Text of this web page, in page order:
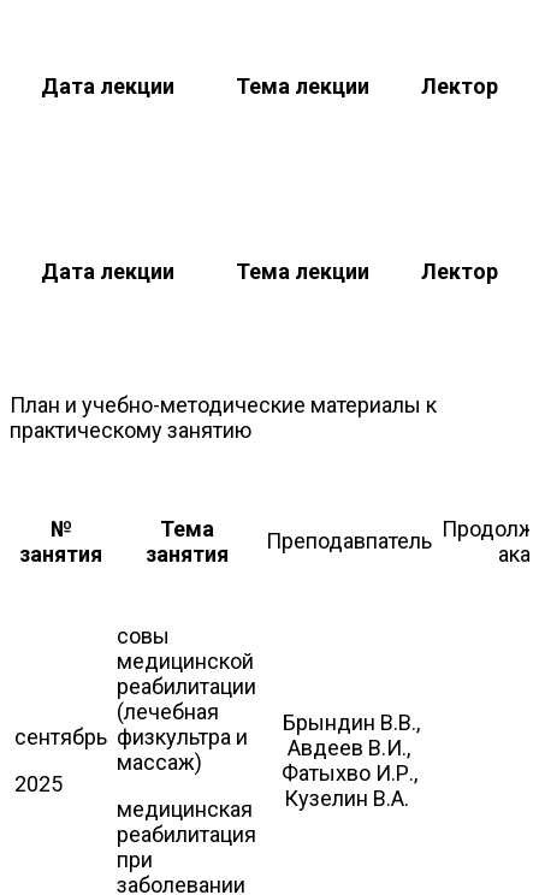
Дата лекции Тема лекции Лектор
Дата лекции Тема лекции Лектор
План и учебно-методические материалы к
практическому занятию
№
занятия
Тема
занятия
Преподавпатель
сентябрь
2025
совы
медицинской
реабилитации
(лечебная
физкультра и
массаж)
медицинская
реабилитация
при
заболевании
Брындин В.В.,
Авдеев В.И.,
Фатыхво И.Р.,
Кузелин В.А.